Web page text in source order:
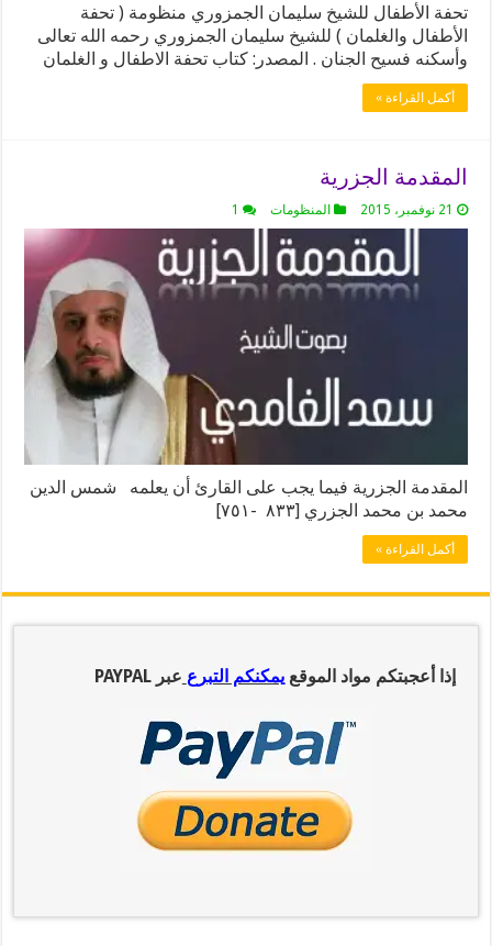
تحفة الأطفال للشيخ سليمان الجمزوري منظومة ( تحفة
الأطفال والغلمان ) للشيخ سليمان الجمزوري رحمه الله تعالى
وأسكنه فسيح الجنان . المصدر: كتاب تحفة الاطفال و الغلمان
أكمل القراءة »
المقدمة الجزرية
21 نوفمبر، 2015 المنظومات 1
المقدمة الجزرية فيما يجب على القارئ أن يعلمه شمس الدين
محمد بن محمد الجزري [٨٣٣ -٧٥١]
أكمل القراءة »
إذا أعجبتكم مواد الموقع يمكنكم التبرع عبر PAYPAL